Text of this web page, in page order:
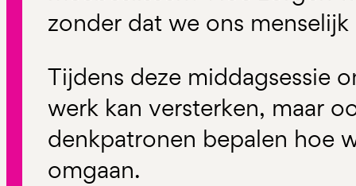
zonder dat we ons
Tijdens deze middagsessie
werk kan versterken, maar
denkpatronen bepalen hoe
omgaan.